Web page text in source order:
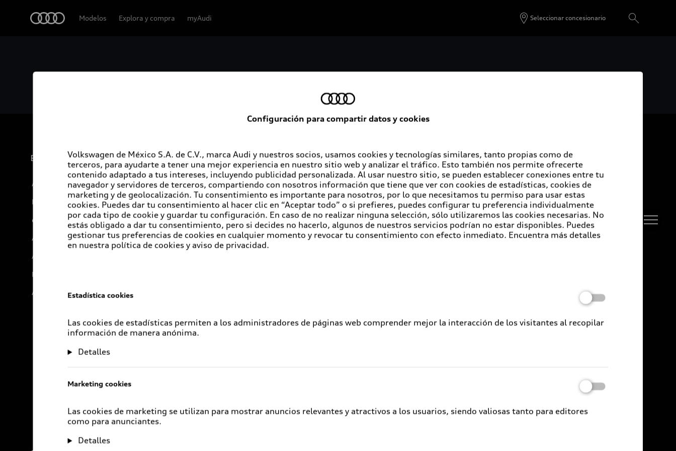
Modelos Explora y compra myAudi Seleccionar concesionario
Experiencia
Audi Sport
Promociones
e-Newsletter
Audi internacional
Audi Go Green
Próximo Destino
Audi Exclusive
Servicios al cliente
Audi contigo
Audi Financial Services
Seguro Audi Safe
Garantía Extendida
Audi Certified :plus
Audi Certified :plus
Concesionarios Audi Certified :plus
Configuración para compartir datos y cookies
Volkswagen de México S.A. de C.V., marca Audi y nuestros socios, usamos cookies y tecnologías similares, tanto propias como de
terceros, para ayudarte a tener una mejor experiencia en nuestro sitio web y analizar el tráfico. Esto también nos permite ofrecerte
contenido adaptado a tus intereses, incluyendo publicidad personalizada. Al usar nuestro sitio, se pueden establecer conexiones entre tu
navegador y servidores de terceros, compartiendo con nosotros información que tiene que ver con cookies de estadísticas, cookies de
marketing y de geolocalización. Tu consentimiento es importante para nosotros, por lo que necesitamos tu permiso para usar estas
cookies. Puedes dar tu consentimiento al hacer clic en “Aceptar todo” o si prefieres, puedes configurar tu preferencia individualmente
por cada tipo de cookie y guardar tu configuración. En caso de no realizar ninguna selección, sólo utilizaremos las cookies necesarias. No
estás obligado a dar tu consentimiento, pero si decides no hacerlo, algunos de nuestros servicios podrían no estar disponibles. Puedes
gestionar tus preferencias de cookies en cualquier momento y revocar tu consentimiento con efecto inmediato. Encuentra más detalles
en nuestra política de cookies y aviso de privacidad.
Estadística cookies
Las cookies de estadísticas permiten a los administradores de páginas web comprender mejor la interacción de los visitantes al recopilar
información de manera anónima.
Detalles
Marketing cookies
Las cookies de marketing se utilizan para mostrar anuncios relevantes y atractivos a los usuarios, siendo valiosas tanto para editores
como para anunciantes.
Detalles